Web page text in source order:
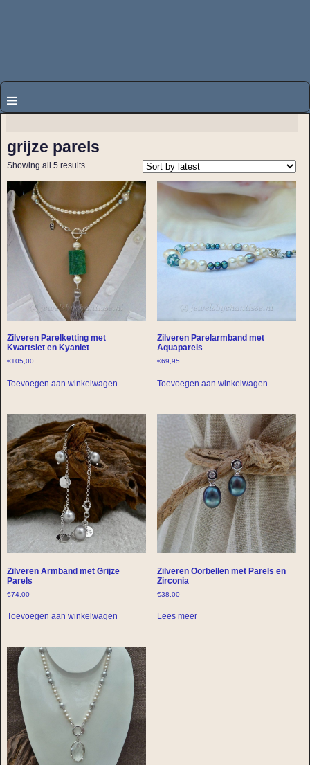
grijze parels
Showing all 5 results
Zilveren Parelketting met
Kwartsiet en Kyaniet
€105,00
Toevoegen aan winkelwagen
Zilveren Parelarmband met
Aquaparels
€69,95
Toevoegen aan winkelwagen
Zilveren Armband met Grijze
Parels
€74,00
Toevoegen aan winkelwagen
Zilveren Oorbellen met Parels en
Zirconia
€38,00
Lees meer